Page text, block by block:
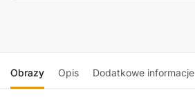
Obrazy Opis Dodatkowe informacje